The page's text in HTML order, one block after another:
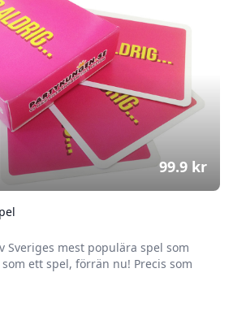
Sveriges mest populära spel som
ett spel, förrän nu! Precis som
99.9 kr